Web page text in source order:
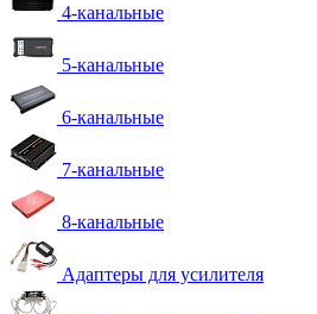
4-канальные
5-канальные
6-канальные
7-канальные
8-канальные
Адаптеры для усилителя